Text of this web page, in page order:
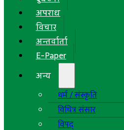
अपराध
विचार
अन्तर्वार्ता
E-Paper
अन्य
धर्म / संस्कृति
विचित्र संसार
विपद्